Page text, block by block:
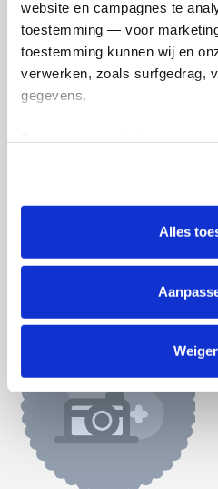
website en campagnes te
toestemming — voor
toestemming kunnen wij en
verwerken, zoals surfgedrag,
gegevens.
tonen. Je kunt je toestemming
intrekken via Cookie
lijst met cookies is te vinden in
Alles
€34